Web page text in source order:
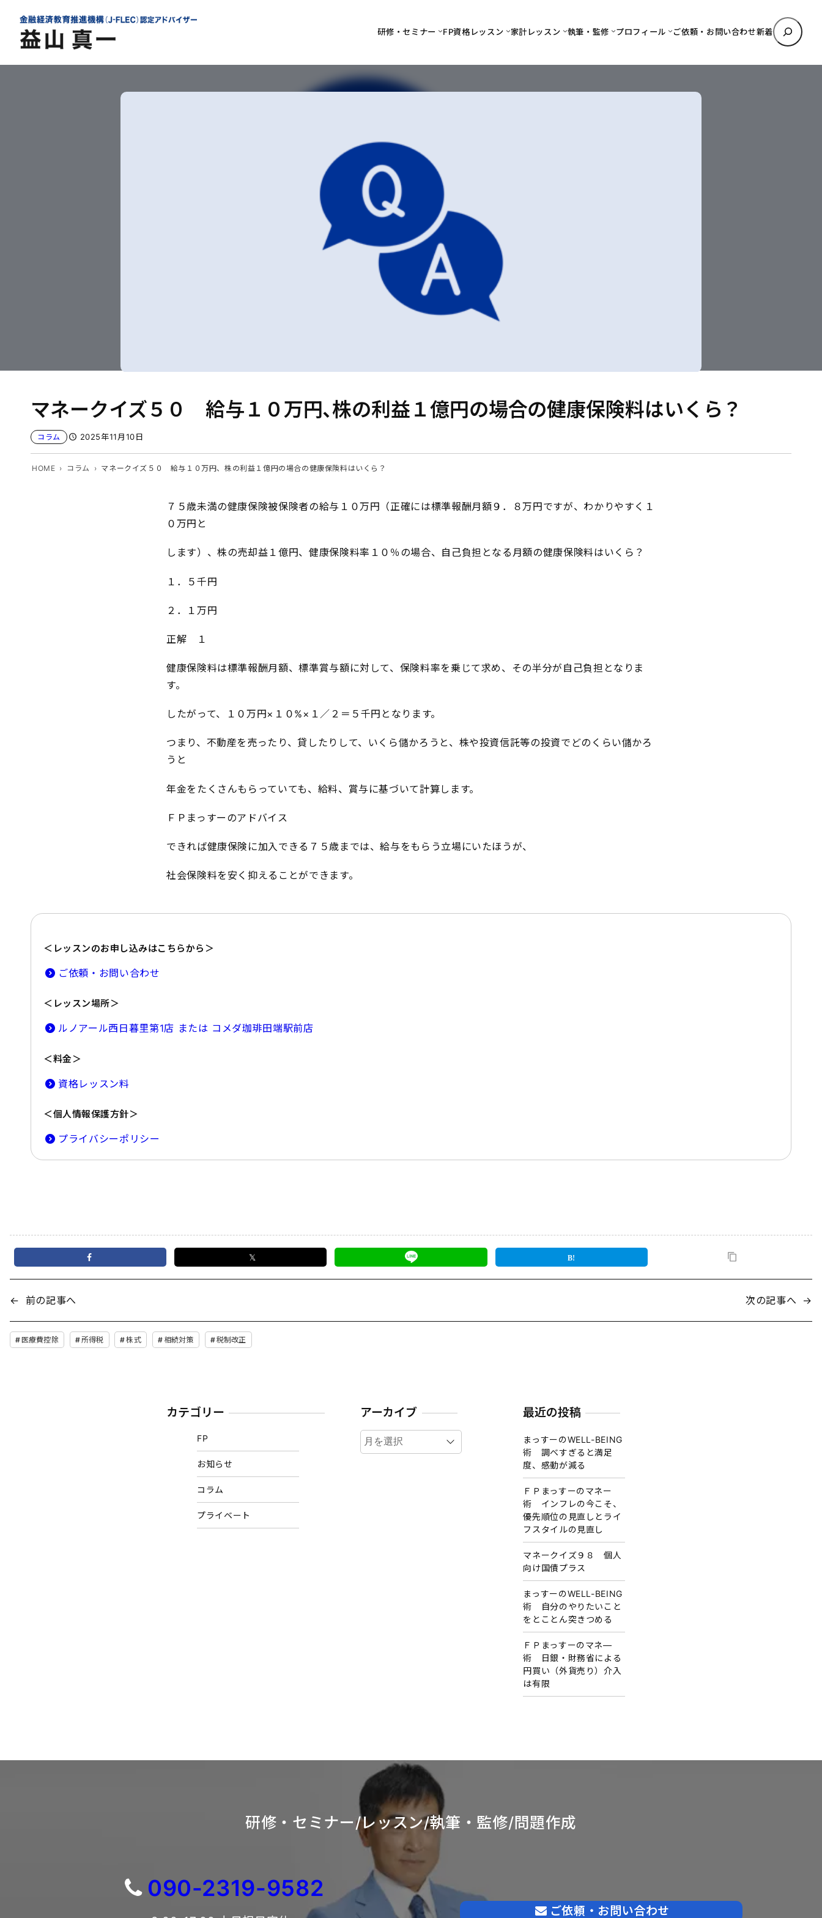
研修・セミナー FP資格レッスン 家計レッスン 執筆・監修 プロフィール ご依頼・お問い合わせ新着
検
索
マネークイズ５０ 給与１０万円、株の利益１億円の場合の健康保険料はいくら？
コラム 2025年11月10日
HOME コラム マネークイズ５０ 給与１０万円、株の利益１億円の場合の健康保険料はいくら？
７５歳未満の健康保険被保険者の給与１０万円（正確には標準報酬月額９．８万円ですが、わかりやすく１
０万円と
します）、株の売却益１億円、健康保険料率１０％の場合、自己負担となる月額の健康保険料はいくら？
１．５千円
２．１万円
正解 １
健康保険料は標準報酬月額、標準賞与額に対して、保険料率を乗じて求め、その半分が自己負担となりま
す。
したがって、１０万円×１０%×１／２＝５千円となります。
つまり、不動産を売ったり、貸したりして、いくら儲かろうと、株や投資信託等の投資でどのくらい儲かろ
うと
年金をたくさんもらっていても、給料、賞与に基づいて計算します。
ＦＰまっすーのアドバイス
できれば健康保険に加入できる７５歳までは、給与をもらう立場にいたほうが、
社会保険料を安く抑えることができます。
＜レッスンのお申し込みはこちらから＞
ご依頼・お問い合わせ
＜レッスン場所＞
ルノアール西日暮里第1店 または コメダ珈琲田端駅前店
＜料金＞
資格レッスン料
＜個人情報保護方針＞
プライバシーポリシー
𝕏
← 前の記事へ 次の記事へ →
医療費控除 所得税 株式 相続対策 税制改正
カテゴリー
FP
お知らせ
コラム
プライベート
アーカイブ
ア
ー
最近の投稿
まっすーのWELL-BEING
術 調べすぎると満足
度、感動が減る
ＦＰまっすーのマネー
術 インフレの今こそ、
優先順位の見直しとライ
フスタイルの見直し
マネークイズ９８ 個人
向け国債プラス
まっすーのWELL-BEING
術 自分のやりたいこと
をとことん突きつめる
ＦＰまっすーのマネ―
術 日銀・財務省による
円買い（外貨売り）介入
は有限
研修・セミナー/レッスン/執筆・監修/問題作成
090-2319-9582
ご依頼・お問い合わせ